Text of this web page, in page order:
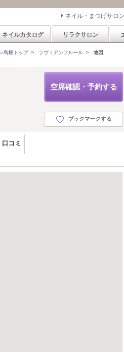
ネイル・まつげサロ
ネイルカタログ リラクサロン
島根トップ> ラヴィアンフルール > 地図
空席確認・予約する
ブックマークする
口コミ